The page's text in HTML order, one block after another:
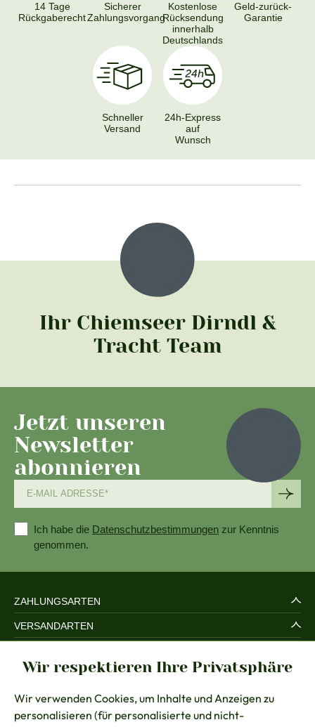
14 Tage
Rückgaberecht
Sicherer
Zahlungsvorgang
Kostenlose
Rücksendung
innerhalb
Deutschlands
Geld-zurück-
Garantie
Schneller
Versand
24h-Express
auf
Wunsch
Ihr Chiemseer Dirndl &
Tracht Team
Jetzt unseren
Newsletter
abonnieren
Ich habe die Datenschutzbestimmungen zur Kenntnis
genommen.
ZAHLUNGSARTEN
VERSANDARTEN
RECHTLICHES
BERATUNG
KONTAKT
Wir respektieren Ihre Privatsphäre
Wir verwenden Cookies, um Inhalte und Anzeigen zu
personalisieren (für personalisierte und nicht-